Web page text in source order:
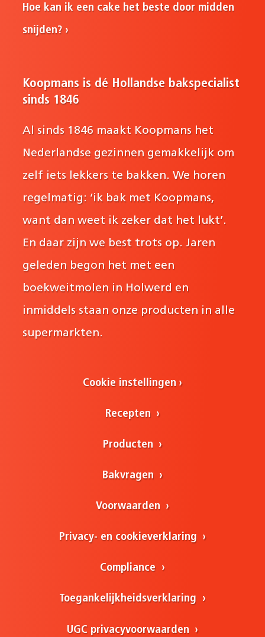
Hoe kan ik een cake het beste door midden
snijden?
Koopmans is dé Hollandse bakspecialist
sinds 1846
Al sinds 1846 maakt Koopmans het
Nederlandse gezinnen gemakkelijk om
zelf iets lekkers te bakken. We horen
regelmatig: ‘ik bak met Koopmans,
want dan weet ik zeker dat het lukt’.
En daar zijn we best trots op. Jaren
geleden begon het met een
boekweitmolen in Holwerd en
inmiddels staan onze producten in alle
supermarkten.
Cookie instellingen
Recepten
Producten
Bakvragen
Voorwaarden
Privacy- en cookieverklaring
Compliance
Toegankelijkheidsverklaring
UGC privacyvoorwaarden